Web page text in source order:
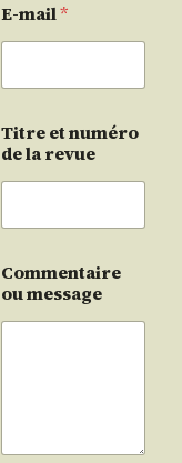
E-mail*
Titre et numéro
de la revue
Commentaire
ou message